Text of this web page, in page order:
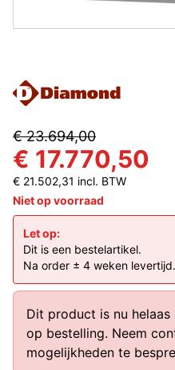
€ 23.694,00
€ 17.770,50
€ 21.502,31 incl. BTW
Niet op voorraad
Let op:
Dit is een bestelartikel.
Na order ± 4 weken levertijd.
Dit product is nu
op bestelling. Neem
mogelijkheden te